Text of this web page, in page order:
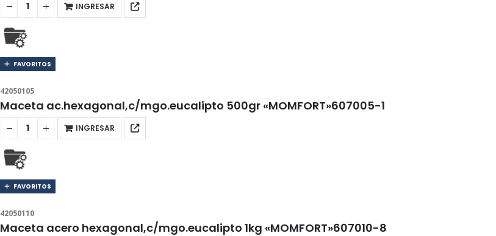
INGRESAR
FAVORITOS
42050105
Maceta ac.hexagonal,c/mgo.eucalipto 500gr «MOMFORT»607005-1
INGRESAR
FAVORITOS
42050110
Maceta acero hexagonal,c/mgo.eucalipto 1kg «MOMFORT»607010-8